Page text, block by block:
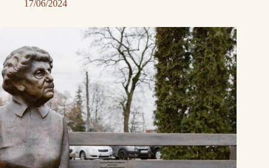
17/06/2024